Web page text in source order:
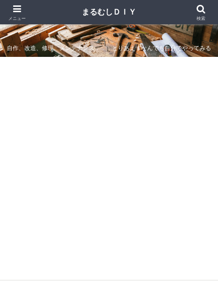
まるむしＤＩＹ
自作、改造、修理、メンテナンス．．．とりあえずなんでも自分でやってみる
メニュー
まるむしＤＩＹ
検索